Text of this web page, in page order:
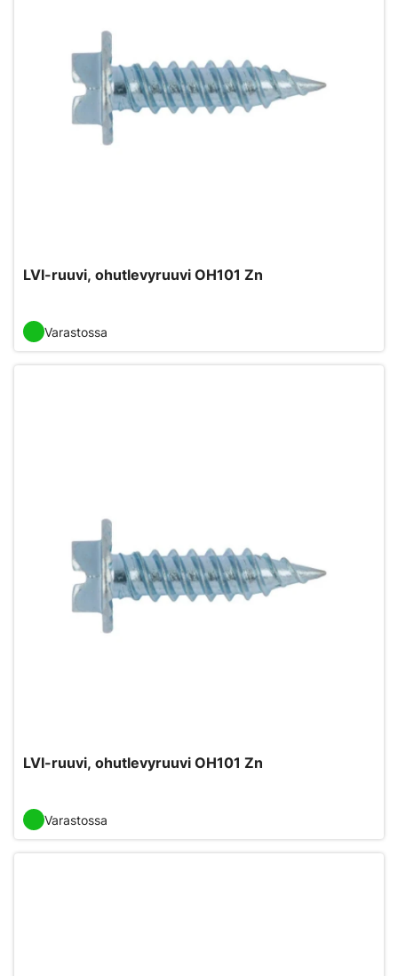
LVI-ruuvi, ohutlevyruuvi OH101 Zn
Varastossa
LVI-ruuvi, ohutlevyruuvi OH101 Zn
Varastossa